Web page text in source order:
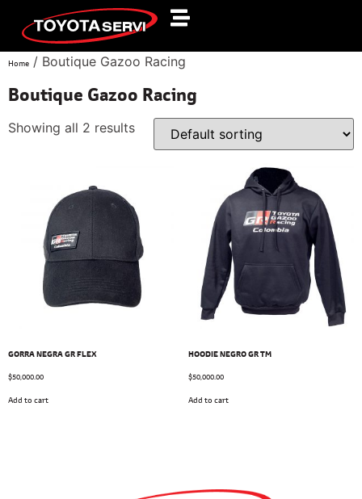
Home / Boutique Gazoo Racing
Boutique Gazoo Racing
Showing all 2 results
GORRA NEGRA GR FLEX
$50,000.00
Add to cart
HOODIE NEGRO GR TM
$50,000.00
Add to cart